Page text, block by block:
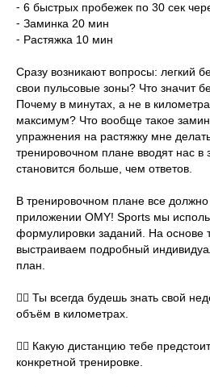
⁃ 6 быстрых пробежек по 30 сек
⁃ Заминка 20 мин
⁃ Растяжка 10 мин
Сразу возникают вопросы: легкий
свои пульсовые зоны? Что значит
Почему в минутах, а не в
максимум? Что вообще такое
упражнения на растяжку мне
тренировочном плане вводят нас в
становится больше, чем ответов.
В тренировочном плане все
приложении OMY! Sports мы
формулировки заданий. На основе
выстраиваем подробный
план.
👉🏻 Ты всегда будешь знать свой
объём в километрах.
👉🏻 Какую дистанцию тебе
конкретной тренировке.